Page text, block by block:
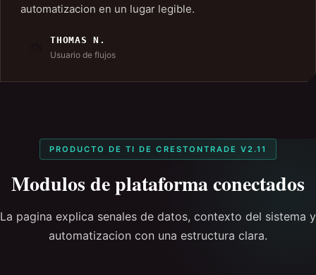
automatizacion en un lugar legible.
THOMAS N.
Usuario de flujos
PRODUCTO DE TI DE CRESTONTRADE V2.11
Modulos de plataforma conectados
La pagina explica senales de datos, contexto del sistema y
automatizacion con una estructura clara.